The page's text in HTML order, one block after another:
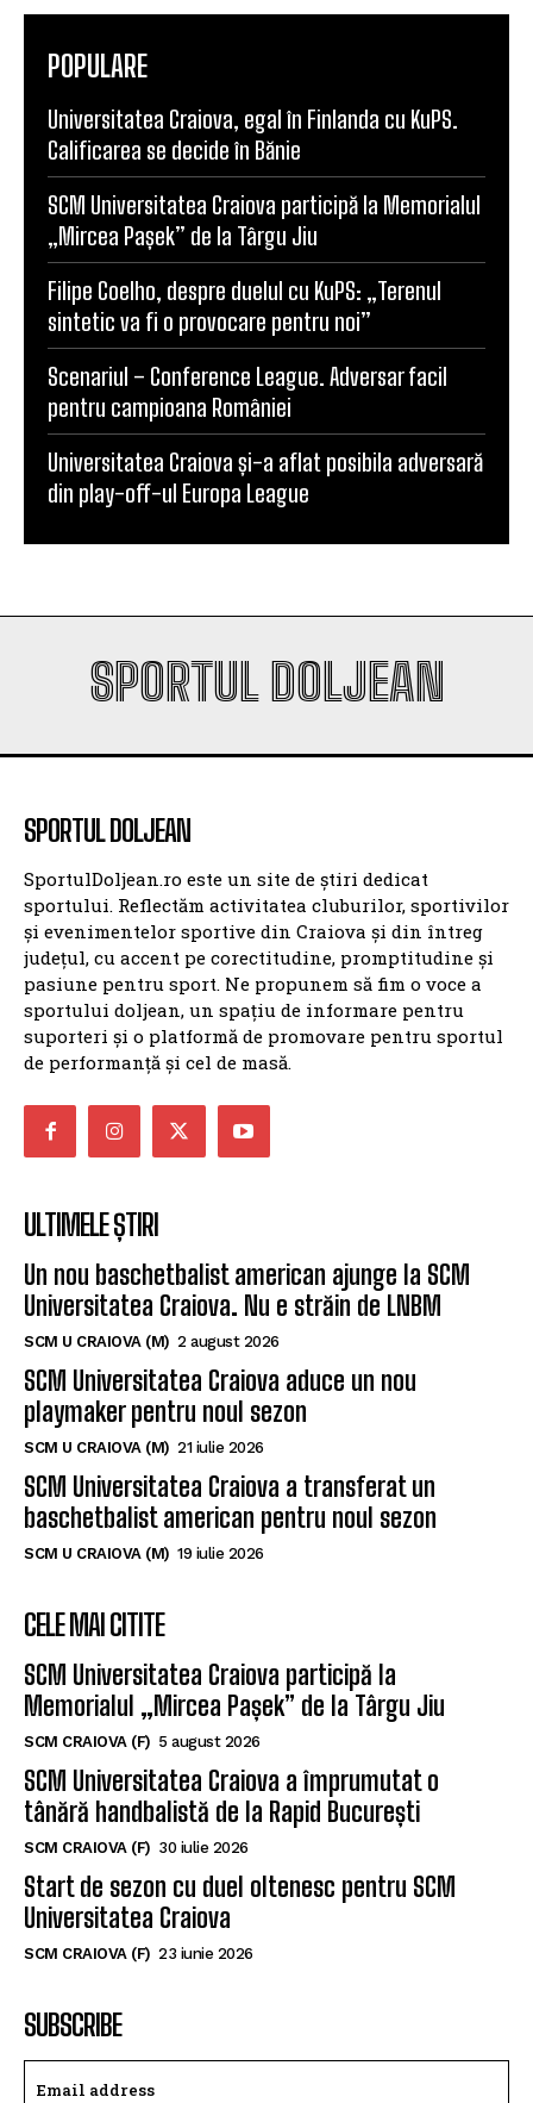
POPULARE
Universitatea Craiova, egal în Finlanda cu KuPS.
Calificarea se decide în Bănie
SCM Universitatea Craiova participă la Memorialul
„Mircea Pașek” de la Târgu Jiu
Filipe Coelho, despre duelul cu KuPS: „Terenul
sintetic va fi o provocare pentru noi”
Scenariul – Conference League. Adversar facil
pentru campioana României
Universitatea Craiova și-a aflat posibila adversară
din play-off-ul Europa League
SPORTUL DOLJEAN
SPORTUL DOLJEAN
SportulDoljean.ro este un site de știri dedicat
sportului. Reflectăm activitatea cluburilor, sportivilor
și evenimentelor sportive din Craiova și din întreg
județul, cu accent pe corectitudine, promptitudine și
pasiune pentru sport. Ne propunem să fim o voce a
sportului doljean, un spațiu de informare pentru
suporteri și o platformă de promovare pentru sportul
de performanță și cel de masă.
ULTIMELE ȘTIRI
Un nou baschetbalist american ajunge la SCM
Universitatea Craiova. Nu e străin de LNBM
SCM U CRAIOVA (M) 2 august 2026
SCM Universitatea Craiova aduce un nou
playmaker pentru noul sezon
SCM U CRAIOVA (M) 21 iulie 2026
SCM Universitatea Craiova a transferat un
baschetbalist american pentru noul sezon
SCM U CRAIOVA (M) 19 iulie 2026
CELE MAI CITITE
SCM Universitatea Craiova participă la
Memorialul „Mircea Pașek” de la Târgu Jiu
SCM CRAIOVA (F) 5 august 2026
SCM Universitatea Craiova a împrumutat o
tânără handbalistă de la Rapid București
SCM CRAIOVA (F) 30 iulie 2026
Start de sezon cu duel oltenesc pentru SCM
Universitatea Craiova
SCM CRAIOVA (F) 23 iunie 2026
SUBSCRIBE